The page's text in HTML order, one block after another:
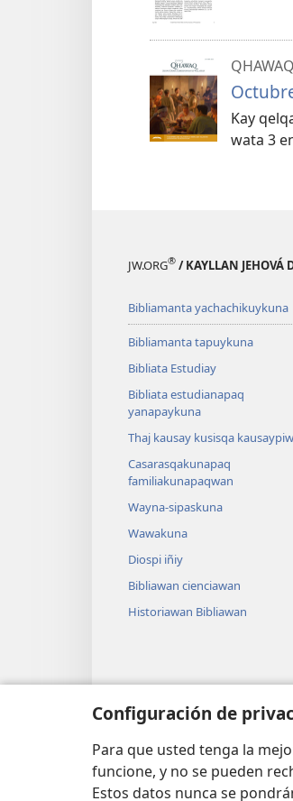
Configuración de
Para que usted tenga la
funcione, y no se pueden
Estos datos nunca se
Kay
wata 3
JW.ORG® / KAYLLAN JEHOVÁ
Bibliamanta yachachikuykuna
Bibliamanta tapuykuna
Bibliata Estudiay
Bibliata estudianapaq
yanapaykuna
Thaj kausay kusisqa
Casarasqakunapaq
familiakunapaqwan
Wayna-sipaskuna
Wawakuna
Diospi iñiy
Bibliawan cienciawan
Historiawan Bibliawan